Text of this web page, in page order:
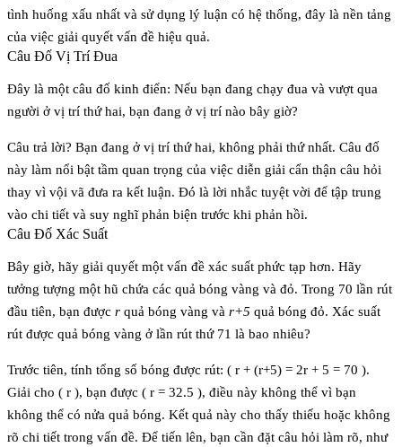
tình huống xấu nhất và sử dụng lý luận có hệ thống, đây là nền tảng
của việc giải quyết vấn đề hiệu quả.
Câu Đố Vị Trí Đua
Đây là một câu đố kinh điển: Nếu bạn đang chạy đua và vượt qua
người ở vị trí thứ hai, bạn đang ở vị trí nào bây giờ?
Câu trả lời? Bạn đang ở vị trí thứ hai, không phải thứ nhất. Câu đố
này làm nổi bật tầm quan trọng của việc diễn giải cẩn thận câu hỏi
thay vì vội vã đưa ra kết luận. Đó là lời nhắc tuyệt vời để tập trung
vào chi tiết và suy nghĩ phản biện trước khi phản hồi.
Câu Đố Xác Suất
Bây giờ, hãy giải quyết một vấn đề xác suất phức tạp hơn. Hãy
tưởng tượng một hũ chứa các quả bóng vàng và đỏ. Trong 70 lần rút
đầu tiên, bạn được r quả bóng vàng và r+5 quả bóng đỏ. Xác suất
rút được quả bóng vàng ở lần rút thứ 71 là bao nhiêu?
Trước tiên, tính tổng số bóng được rút: ( r + (r+5) = 2r + 5 = 70 ).
Giải cho ( r ), bạn được ( r = 32.5 ), điều này không thể vì bạn
không thể có nửa quả bóng. Kết quả này cho thấy thiếu hoặc không
rõ chi tiết trong vấn đề. Để tiến lên, bạn cần đặt câu hỏi làm rõ, như